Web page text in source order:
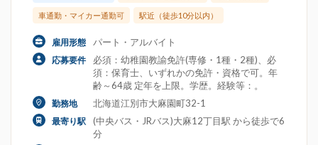
車通勤・マイカー通勤可 駅近（徒歩10分以内）
雇用形態 パート・アルバイト
応募要件
必須：幼稚園教諭免許(専修・1種・2種)、必
須：保育士、いずれかの免許・資格で可。年
齢～64歳 定年を上限。学歴。経験等：。
勤務地 北海道江別市大麻園町32-1
最寄り駅
(中央バス・JRバス)大麻12丁目駅 から徒歩で6
分